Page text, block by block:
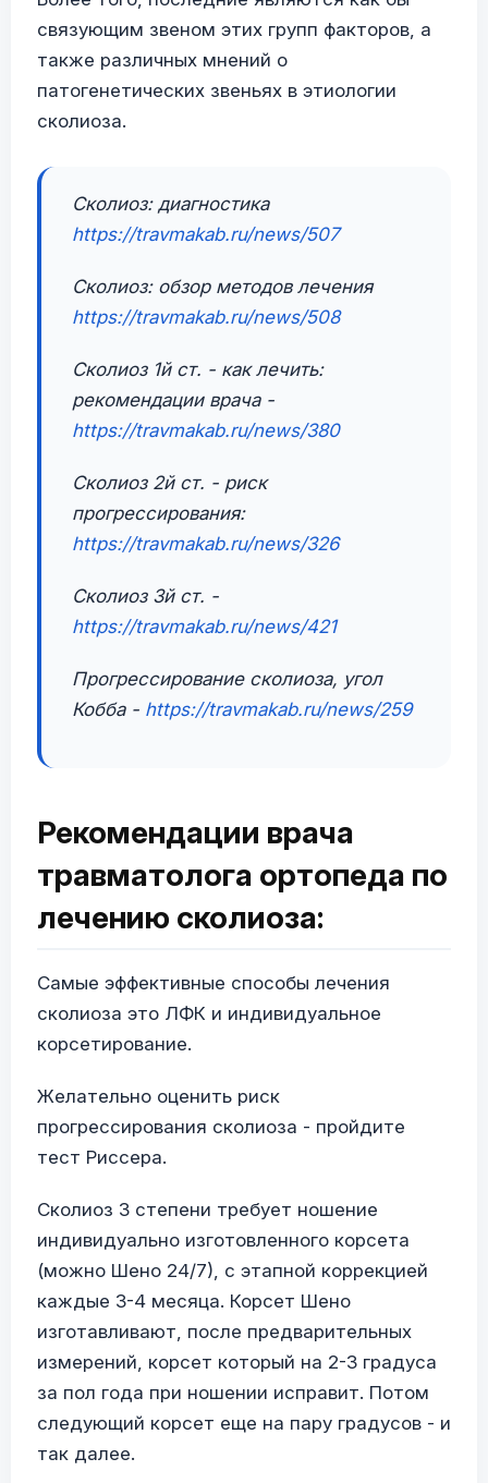
связующим звеном этих групп факторов, а
также различных мнений о
патогенетических звеньях в этиологии
сколиоза.
Сколиоз: диагностика
https://travmakab.ru/news/507
Сколиоз: обзор методов лечения
https://travmakab.ru/news/508
Сколиоз 1й ст. - как лечить:
рекомендации врача -
https://travmakab.ru/news/380
Сколиоз 2й ст. - риск
прогрессирования:
https://travmakab.ru/news/326
Сколиоз 3й ст. -
https://travmakab.ru/news/421
Прогрессирование сколиоза, угол
Кобба - https://travmakab.ru/news/259
Рекомендации врача
травматолога ортопеда по
лечению сколиоза:
Самые эффективные способы лечения
сколиоза это ЛФК и индивидуальное
корсетирование.
Желательно оценить риск
прогрессирования сколиоза - пройдите
тест Риссера.
Сколиоз 3 степени требует ношение
индивидуально изготовленного корсета
(можно Шено 24/7), с этапной коррекцией
каждые 3-4 месяца. Корсет Шено
изготавливают, после предварительных
измерений, корсет который на 2-3 градуса
за пол года при ношении исправит. Потом
следующий корсет еще на пару градусов - и
так далее.